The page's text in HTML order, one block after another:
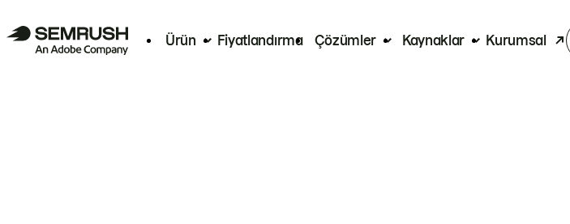
Ürün Fiyatlandırma Çözümler Kaynaklar Kurumsal